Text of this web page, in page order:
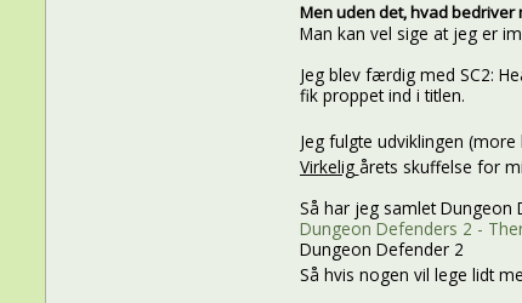
Men uden det, hvad bedriver
Man kan vel sige at jeg er
Jeg blev færdig med SC2:
fik proppet ind i titlen.
Jeg fulgte udviklingen (more
Virkelig årets skuffelse for
Så har jeg samlet Dungeon
Dungeon Defenders 2 -
Dungeon Defender 2
Så hvis nogen vil lege lidt